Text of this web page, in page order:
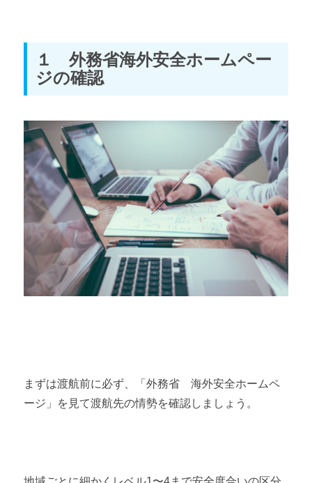
１ 外務省海外安全ホームペー
ジの確認
まずは渡航前に必ず、「外務省 海外安全ホームペ
ージ」を見て渡航先の情勢を確認しましょう。